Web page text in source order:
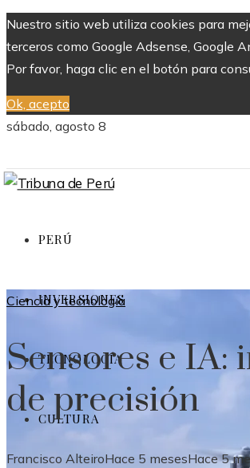
Nuestro sitio web utiliza cookies para
terceros como Google Adsense, Google
Por favor, haga clic en el botón para
Ok, acepto
sábado, agosto 8
PERÚ
INVERSIONES
TECNOLOGÍA
CULTURA
Ciencia y tecnología
Sensores e
de precisión
Francisco AlteiroHace 5 mesesHace 5